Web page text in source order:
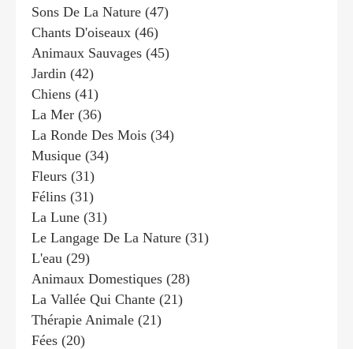
Sons De La Nature (47)
Chants D'oiseaux (46)
Animaux Sauvages (45)
Jardin (42)
Chiens (41)
La Mer (36)
La Ronde Des Mois (34)
Musique (34)
Fleurs (31)
Félins (31)
La Lune (31)
Le Langage De La Nature (31)
L'eau (29)
Animaux Domestiques (28)
La Vallée Qui Chante (21)
Thérapie Animale (21)
Fées (20)